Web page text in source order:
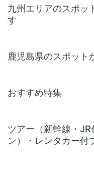
九州エリアのスポッ
す
鹿児島県のスポット
おすすめ特集
ツアー（新幹線・
ン）・レンタカー付